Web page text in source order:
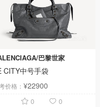
巴黎世家
CITY中号手袋
价格：¥22900
0 0